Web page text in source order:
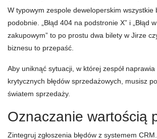
W typowym zespole deweloperskim wszystkie
podobnie. „Błąd 404 na podstronie X” i „Błąd
zakupowym” to po prostu dwa bilety w Jirze
biznesu to przepaść.
Aby uniknąć sytuacji, w której zespół
krytycznych błędów sprzedażowych, musisz
światem sprzedaży.
Oznaczanie wartością
Zintegruj zgłoszenia błędów z systemem